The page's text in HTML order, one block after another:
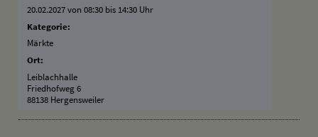
20.02.2027 von 08:30 bis 14:30 Uhr
Kategorie:
Märkte
Ort:
Leiblachhalle
Friedhofweg 6
88138 Hergensweiler